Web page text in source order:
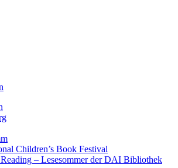
Children’s Book Festival
– Lesesommer der DAI Bibliothek